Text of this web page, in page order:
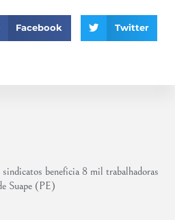
beneficia 8 mil trabalhadoras
Suape (PE)
Facebook Twitter